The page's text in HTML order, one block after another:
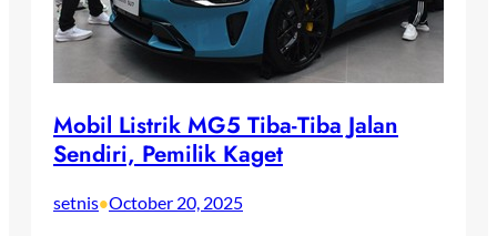
Mobil Listrik MG5 Tiba-Tiba Jalan
Sendiri, Pemilik Kaget
setnis•October 20, 2025